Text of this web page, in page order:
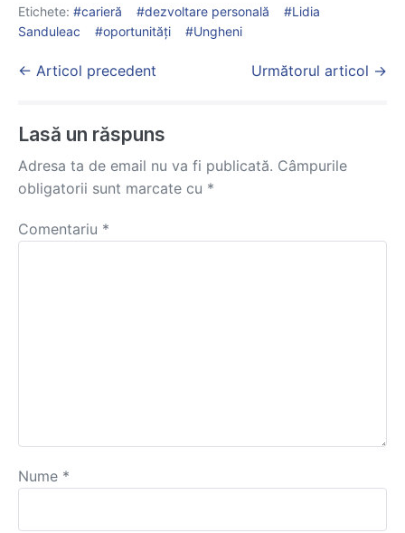
Etichete: carieră dezvoltare personală
Lidia
Sanduleac
oportunități Ungheni
Post
← Articol precedent Următorul articol →
Lasă un răspuns
Adresa ta de email nu va fi publicată. Câmpurile
obligatorii sunt marcate cu *
Comentariu *
Nume *